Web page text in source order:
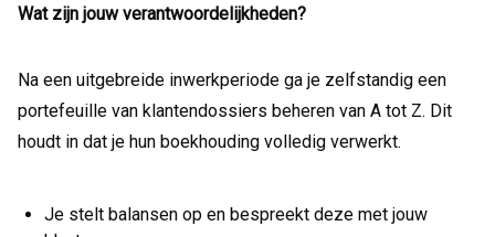
Wat zijn jouw verantwoordelijkheden?
Na een uitgebreide inwerkperiode ga je zelfstandig een
portefeuille van klantendossiers beheren van A tot Z. Dit
houdt in dat je hun boekhouding volledig verwerkt.
Je stelt balansen op en bespreekt deze met jouw